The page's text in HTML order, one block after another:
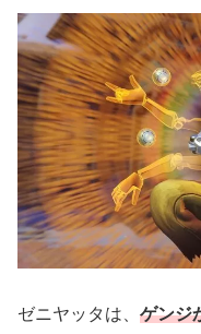
ゼニヤッタは、 ゲンジ